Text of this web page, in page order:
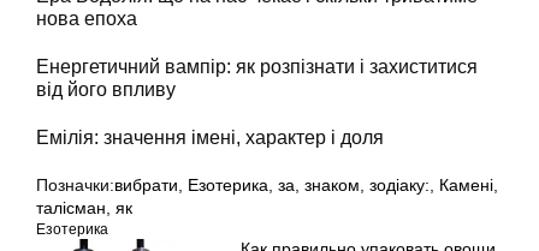
нова епоха
Енергетичний вампір: як розпізнати і захиститися
від його впливу
Емілія: значення імені, характер і доля
Позначки:вибрати, Езотерика, за, знаком, зодіаку:, Камені,
талісман, як
Езотерика